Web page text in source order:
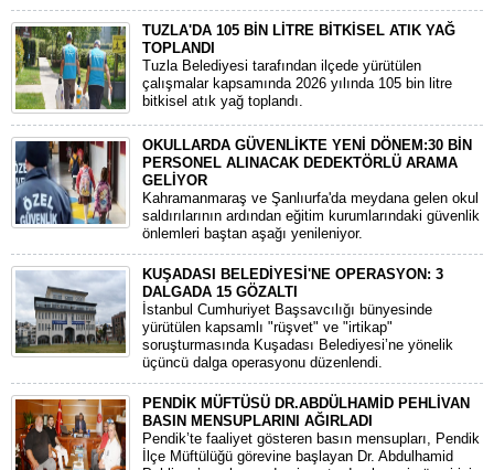
TUZLA'DA 105 BİN LİTRE BİTKİSEL ATIK YAĞ
TOPLANDI
Tuzla Belediyesi tarafından ilçede yürütülen
çalışmalar kapsamında 2026 yılında 105 bin litre
bitkisel atık yağ toplandı.
OKULLARDA GÜVENLİKTE YENİ DÖNEM:30 BİN
PERSONEL ALINACAK DEDEKTÖRLÜ ARAMA
GELİYOR
​Kahramanmaraş ve Şanlıurfa'da meydana gelen okul
saldırılarının ardından eğitim kurumlarındaki güvenlik
önlemleri baştan aşağı yenileniyor.
KUŞADASI BELEDİYESİ'NE OPERASYON: 3
DALGADA 15 GÖZALTI
​İstanbul Cumhuriyet Başsavcılığı bünyesinde
yürütülen kapsamlı "rüşvet" ve "irtikap"
soruşturmasında Kuşadası Belediyesi’ne yönelik
üçüncü dalga operasyonu düzenlendi.
PENDİK MÜFTÜSÜ DR.ABDÜLHAMİD PEHLİVAN
BASIN MENSUPLARINI AĞIRLADI
​Pendik’te faaliyet gösteren basın mensupları, Pendik
İlçe Müftülüğü görevine başlayan Dr. Abdulhamid